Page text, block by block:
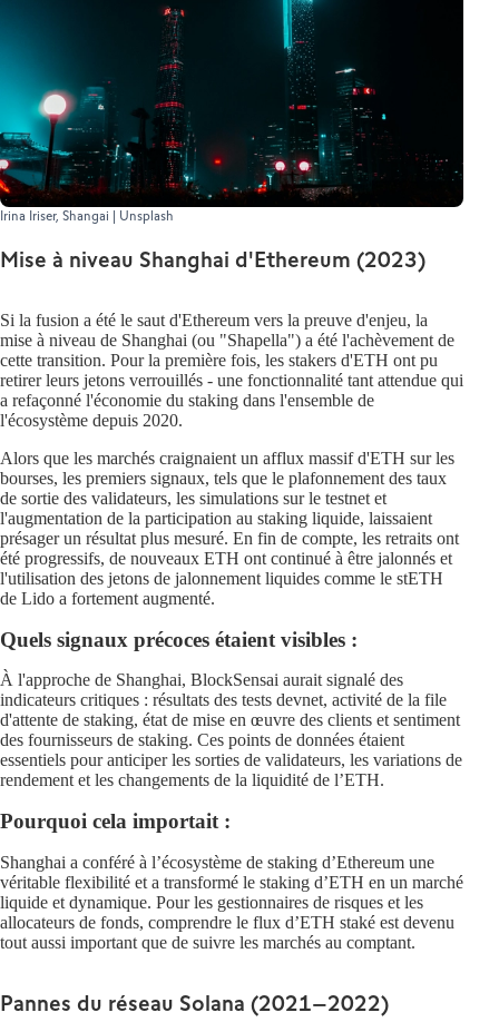
Irina Iriser, Shangai | Unsplash
Mise à niveau Shanghai d'Ethereum (2023)
Si la fusion a été le saut d'Ethereum vers la preuve d'enjeu, la
mise à niveau de Shanghai (ou "Shapella") a été l'achèvement de
cette transition. Pour la première fois, les stakers d'ETH ont pu
retirer leurs jetons verrouillés - une fonctionnalité tant attendue qui
a refaçonné l'économie du staking dans l'ensemble de
l'écosystème depuis 2020.
Alors que les marchés craignaient un afflux massif d'ETH sur les
bourses, les premiers signaux, tels que le plafonnement des taux
de sortie des validateurs, les simulations sur le testnet et
l'augmentation de la participation au staking liquide, laissaient
présager un résultat plus mesuré. En fin de compte, les retraits ont
été progressifs, de nouveaux ETH ont continué à être jalonnés et
l'utilisation des jetons de jalonnement liquides comme le stETH
de Lido a fortement augmenté.
Quels signaux précoces étaient visibles :
À l'approche de Shanghai, BlockSensai aurait signalé des
indicateurs critiques : résultats des tests devnet, activité de la file
d'attente de staking, état de mise en œuvre des clients et sentiment
des fournisseurs de staking. Ces points de données étaient
essentiels pour anticiper les sorties de validateurs, les variations de
rendement et les changements de la liquidité de l’ETH.
Pourquoi cela importait :
Shanghai a conféré à l’écosystème de staking d’Ethereum une
véritable flexibilité et a transformé le staking d’ETH en un marché
liquide et dynamique. Pour les gestionnaires de risques et les
allocateurs de fonds, comprendre le flux d’ETH staké est devenu
tout aussi important que de suivre les marchés au comptant.
Pannes du réseau Solana (2021–2022)